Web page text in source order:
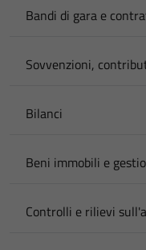
Bandi di gara e
Sovvenzioni,
Bilanci
Beni immobili e
Controlli e rilievi